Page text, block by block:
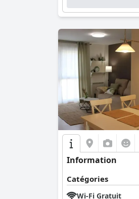
Information
Catégories
Wi-Fi Gratuit